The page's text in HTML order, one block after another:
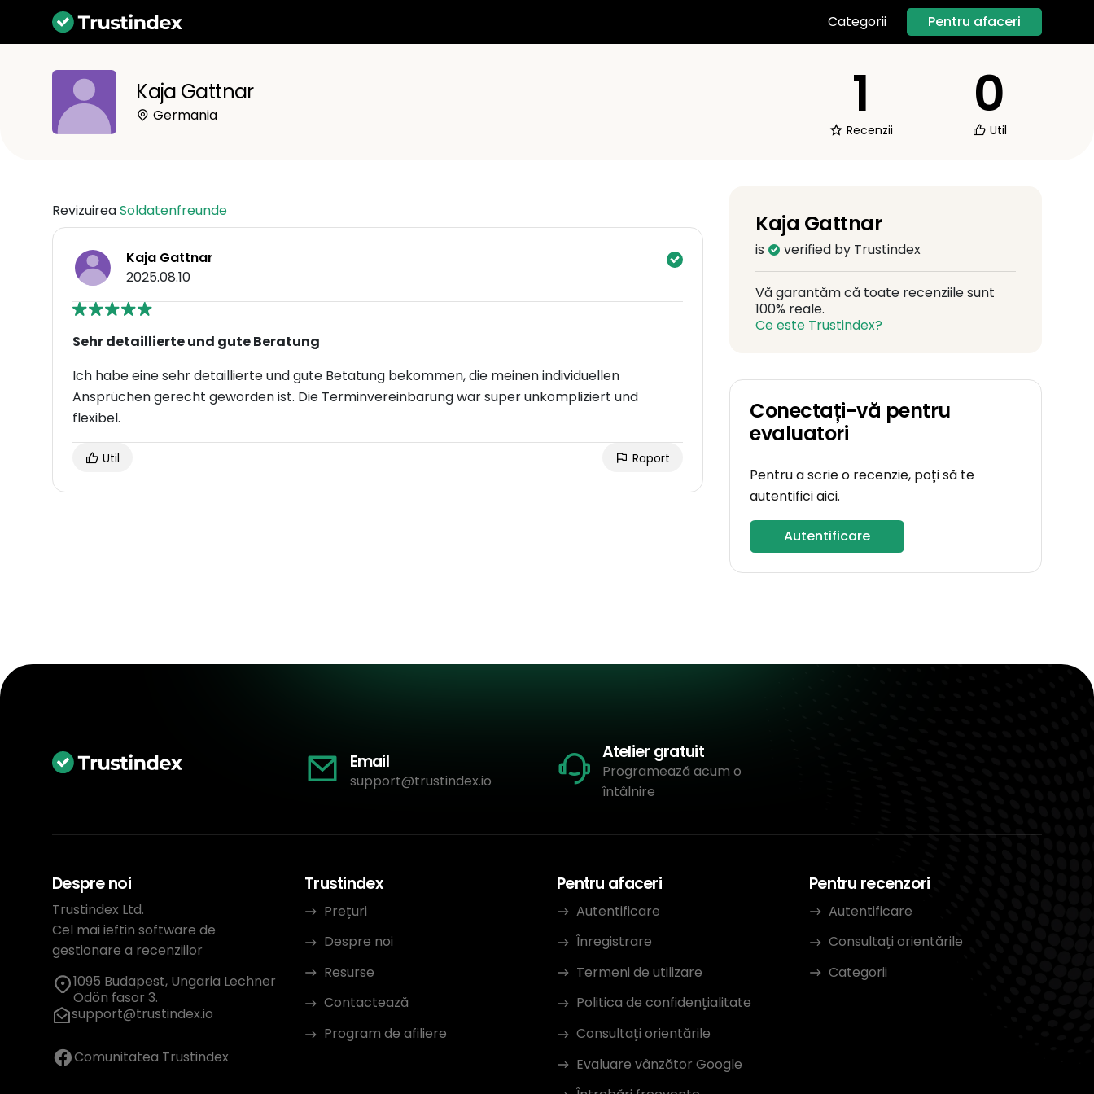
Categorii Pentru afaceri
Kaja Gattnar
Germania 1
Recenzii
0
Util
RevizuireaSoldatenfreunde
Kaja Gattnar
2025.08.10
Sehr detaillierte und gute Beratung
Ich habe eine sehr detaillierte und gute Betatung bekommen, die meinen individuellen
Ansprüchen gerecht geworden ist. Die Terminvereinbarung war super unkompliziert und
flexibel.
Util Raport
Kaja Gattnar
is verified by Trustindex
Vă garantăm că toate recenziile sunt
100% reale.
Ce este Trustindex?
Conectați-vă pentru
evaluatori
Pentru a scrie o recenzie, poți să te
autentifici aici.
Autentificare
Email
support@trustindex.io
Atelier gratuit
Programează acum o
întâlnire
Despre noi
Trustindex Ltd.
Cel mai ieftin software de
gestionare a recenziilor
1095 Budapest, Ungaria Lechner
Ödön fasor 3.
support@trustindex.io
Comunitatea Trustindex
Trustindex
Prețuri
Despre noi
Resurse
Contactează
Program de afiliere
Pentru afaceri
Autentificare
Înregistrare
Termeni de utilizare
Politica de confidențialitate
Consultați orientările
Evaluare vânzător Google
Pentru recenzori
Autentificare
Consultați orientările
Categorii